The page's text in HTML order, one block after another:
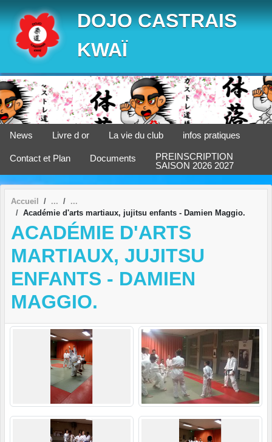
DOJO CASTRAIS
KWAÏ
News Livre d or La vie du club infos pratiques
Contact et Plan Documents
PREINSCRIPTION
SAISON 2026 2027
Accueil
Académie d'arts martiaux, jujitsu enfants - Damien Maggio.
ACADÉMIE D'ARTS
MARTIAUX, JUJITSU
ENFANTS - DAMIEN
MAGGIO.
Panneau de gestion des cookies